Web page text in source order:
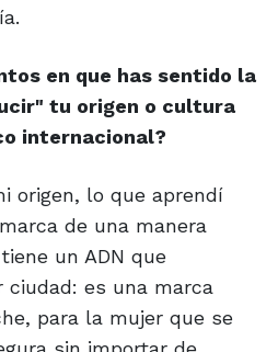
en que has sentido la
tu origen o cultura
internacional?
origen, lo que aprendí
de una manera
un ADN que
es una marca
para la mujer que se